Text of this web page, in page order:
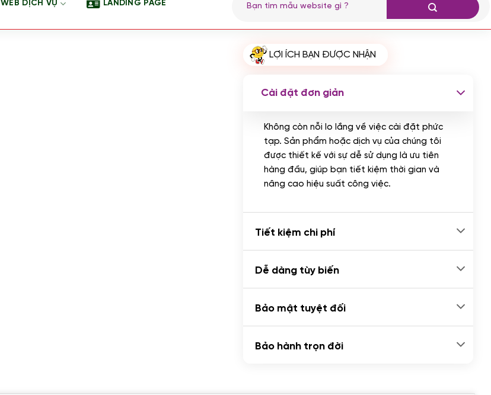
Cài đặt plugin theo yêu cầu
(+100.000 VND)
qua ngân hàng vietcombank,
WEB DỊCH VỤ LANDING PAGE
kiếm:
LỢI ÍCH BẠN ĐƯỢC NHẬN
Cài đặt đơn giản
Không còn nỗi lo lắng về việc cài đặt phức
tạp. Sản phẩm hoặc dịch vụ của chúng tôi
được thiết kế với sự dễ sử dụng là ưu tiên
hàng đầu, giúp bạn tiết kiệm thời gian và
nâng cao hiệu suất công việc.
Tiết kiệm chi phí
Dễ dàng tùy biến
Bảo mật tuyệt đối
Bảo hành trọn đời